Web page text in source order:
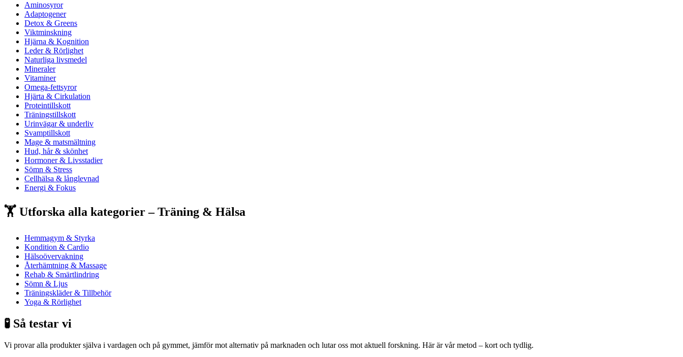
Aminosyror
Adaptogener
Detox & Greens
Viktminskning
Hjärna & Kognition
Leder & Rörlighet
Naturliga livsmedel
Mineraler
Vitaminer
Omega-fettsyror
Hjärta & Cirkulation
Proteintillskott
Träningstillskott
Urinvägar & underliv
Svamptillskott
Mage & matsmältning
Hud, hår & skönhet
Hormoner & Livsstadier
Sömn & Stress
Cellhälsa & långlevnad
Energi & Fokus
🏋️ Utforska alla kategorier – Träning & Hälsa
Hemmagym & Styrka
Kondition & Cardio
Hälsoövervakning
Återhämtning & Massage
Rehab & Smärtlindring
Sömn & Ljus
Träningskläder & Tillbehör
Yoga & Rörlighet
🧪 Så testar vi
Vi provar alla produkter själva i vardagen och på gymmet, jämför mot alternativ på marknaden och lutar oss mot aktuell forskning. Här är vår metod – kort och tydlig.